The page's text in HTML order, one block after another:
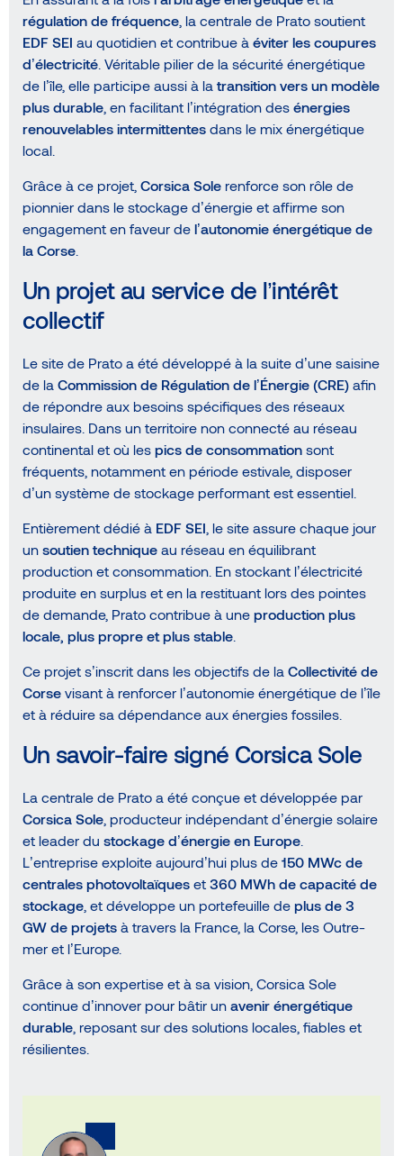
régulation de fréquence , la centrale de Prato soutient
EDF SEI au quotidien et contribue à éviter les coupures
d’électricité . Véritable pilier de la sécurité énergétique
de l’île, elle participe aussi à la transition vers un modèle
plus durable , en facilitant l’intégration des énergies
renouvelables intermittentes dans le mix énergétique
local.
Grâce à ce projet, Corsica Sole renforce son rôle de
pionnier dans le stockage d’énergie et affirme son
engagement en faveur de l’autonomie énergétique de
la Corse
Un projet au service de l’intérêt
collectif
Le site de Prato a été développé à la suite d’une saisine
de la Commission de Régulation de l’Énergie (CRE) afin
de répondre aux besoins spécifiques des réseaux
insulaires. Dans un territoire non connecté au réseau
continental et où les pics de consommation sont
fréquents, notamment en période estivale, disposer
d’un système de stockage performant est essentiel.
Entièrement dédié à EDF SEI , le site assure chaque jour
un soutien technique au réseau en équilibrant
production et consommation. En stockant l’électricité
produite en surplus et en la restituant lors des pointes
de demande, Prato contribue à une production plus
locale, plus propre et plus stable
Ce projet s’inscrit dans les objectifs de la Collectivité de
Corse visant à renforcer l’autonomie énergétique de l’île
et à réduire sa dépendance aux énergies fossiles.
Un savoir-faire signé Corsica Sole
La centrale de Prato a été conçue et développée par
Corsica Sole , producteur indépendant d’énergie solaire
et leader du stockage d’énergie en Europe
L’entreprise exploite aujourd’hui plus de 150 MWc de
centrales photovoltaïques et 360 MWh de capacité de
stockage , et développe un portefeuille de plus de 3
GW de projets à travers la France, la Corse, les Outre-
mer et l’Europe.
Grâce à son expertise et à sa vision, Corsica Sole
continue d’innover pour bâtir un avenir énergétique
durable , reposant sur des solutions locales, fiables et
résilientes.